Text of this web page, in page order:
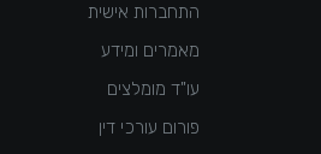
התחברות אישית
מאמרים ומידע
עו"ד מומלצים
פורום עורכי דין